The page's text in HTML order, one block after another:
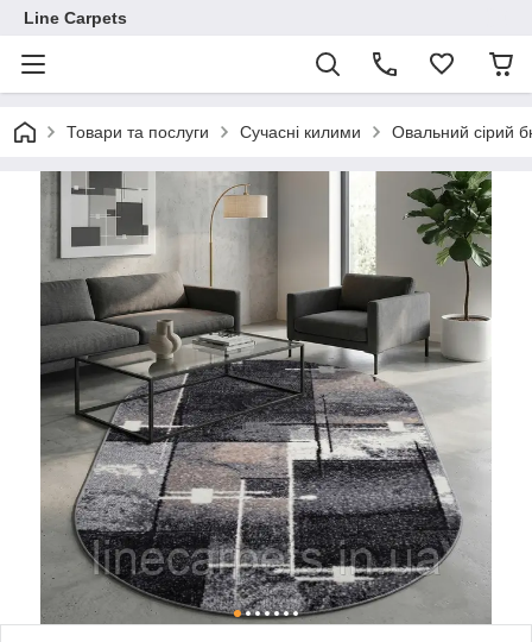
Line Carpets
Товари та послуги Сучасні килими Овальний сірий